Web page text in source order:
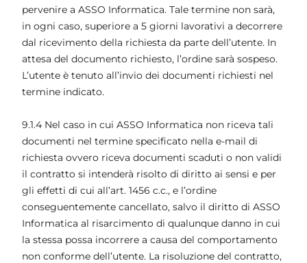
pervenire a ASSO Informatica. Tale termine non sarà,
in ogni caso, superiore a 5 giorni lavorativi a decorrere
dal ricevimento della richiesta da parte dell’utente. In
attesa del documento richiesto, l’ordine sarà sospeso.
L’utente è tenuto all’invio dei documenti richiesti nel
termine indicato.
9.1.4 Nel caso in cui ASSO Informatica non riceva tali
documenti nel termine specificato nella e-mail di
richiesta ovvero riceva documenti scaduti o non validi
il contratto si intenderà risolto di diritto ai sensi e per
gli effetti di cui all’art. 1456 c.c., e l’ordine
conseguentemente cancellato, salvo il diritto di ASSO
Informatica al risarcimento di qualunque danno in cui
la stessa possa incorrere a causa del comportamento
non conforme dell’utente. La risoluzione del contratto,